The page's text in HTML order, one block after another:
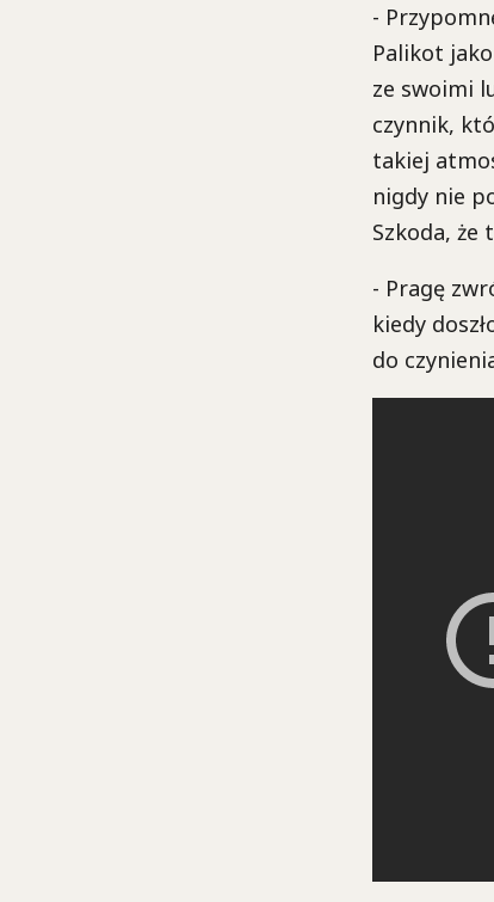
-
Palikot
ze swoimi
czynnik,
takiej
nigdy nie
Szkoda, że
- Pragę
kiedy
do